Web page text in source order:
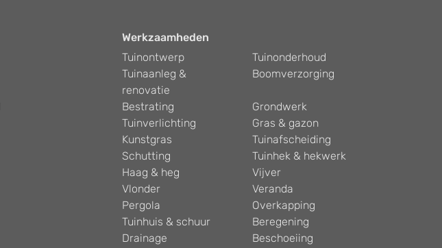
Werkzaamheden
Tuinontwerp
Tuinonderhoud
Tuinaanleg &
renovatie
Boomverzorging
Bestrating
Grondwerk
Tuinverlichting
Gras & gazon
Kunstgras
Tuinafscheiding
Schutting
Tuinhek & hekwerk
Haag & heg
Vijver
Vlonder
Veranda
Pergola
Overkapping
Tuinhuis & schuur
Beregening
Drainage
Beschoeiing